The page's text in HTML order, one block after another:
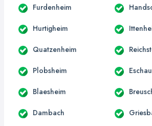
Furdenheim
Hurtigheim
Quatzenheim
Plobsheim Eschau
Blaesheim
Dambach